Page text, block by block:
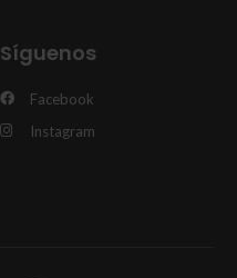
Síguenos
Facebook
Instagram